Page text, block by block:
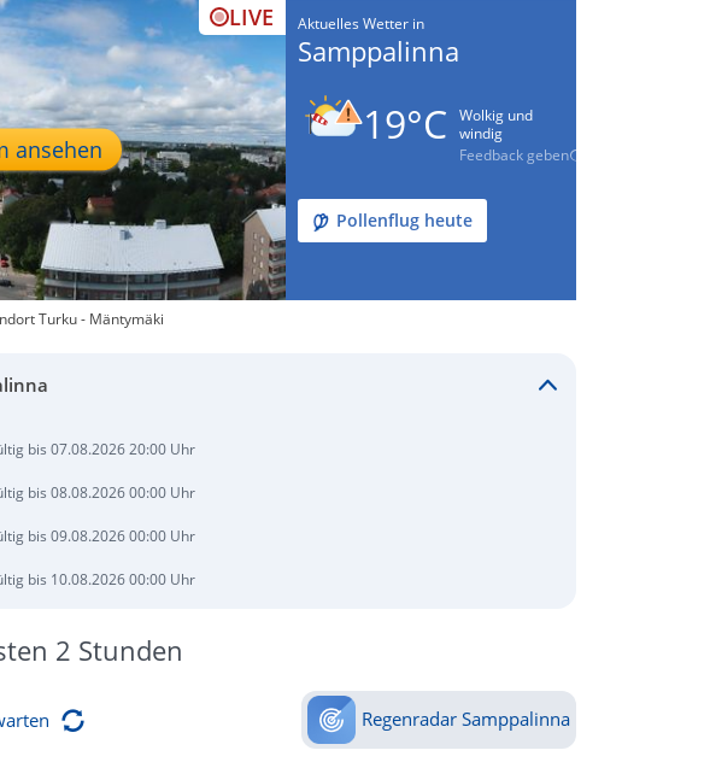
LIVE
ansehen
Aktuelles Wetter in
Samppalinna
19°C
Wolkig und
windig
Feedback geben
Pollenflug heute
Turku - Mäntymäki
bis 07.08.2026 20:00 Uhr
bis 08.08.2026 00:00 Uhr
bis 09.08.2026 00:00 Uhr
bis 10.08.2026 00:00 Uhr
2 Stunden
Regenradar Samppalinna